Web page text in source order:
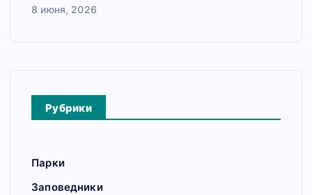
8 июня, 2026
Рубрики
Парки
Заповедники